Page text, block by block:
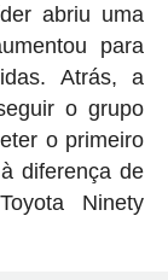
abriu uma
para
Atrás, a
o grupo
o primeiro
diferença de
Ninety